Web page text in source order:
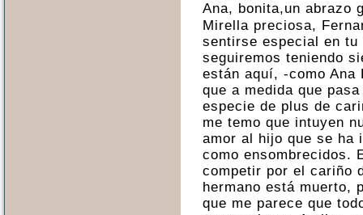
Ana, bonita,un abrazo
Mirella preciosa,
sentirse especial en tu
seguiremos teniendo
están aquí, -como Ana
que a medida que
especie de plus de
me temo que intuyen
amor al hijo que se ha
como ensombrecidos.
competir por el cariño
hermano está muerto,
que me parece que